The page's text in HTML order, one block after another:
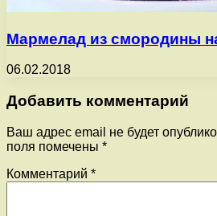
Мармелад из смородины
06.02.2018
Добавить комментарий
Ваш адрес email не будет
поля помечены *
Комментарий *